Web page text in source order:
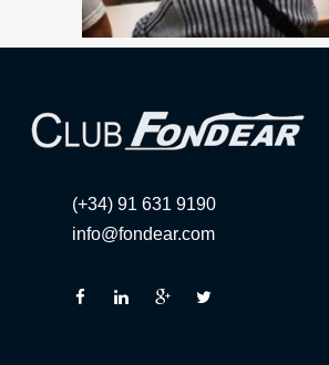
(+34) 91 631 9190
info@fondear.com